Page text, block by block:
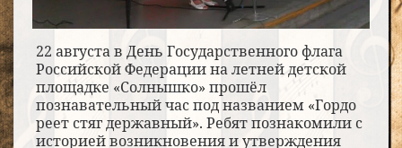
22 августа в День Государственного флага
Российской Федерации на летней детской
площадке «Солнышко» прошёл
познавательный час под названием «Гордо
реет стяг державный». Ребят познакомили с
историей возникновения и утверждения